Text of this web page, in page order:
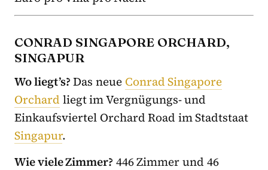
CONRAD SINGAPORE ORCHARD,
SINGAPUR
Wo liegt’s?Das neue Conrad Singapore
Orchard liegt im Vergnügungs- und
Einkaufsviertel Orchard Road im Stadtstaat
Singapur.
Wie viele Zimmer? 446 Zimmer und 46